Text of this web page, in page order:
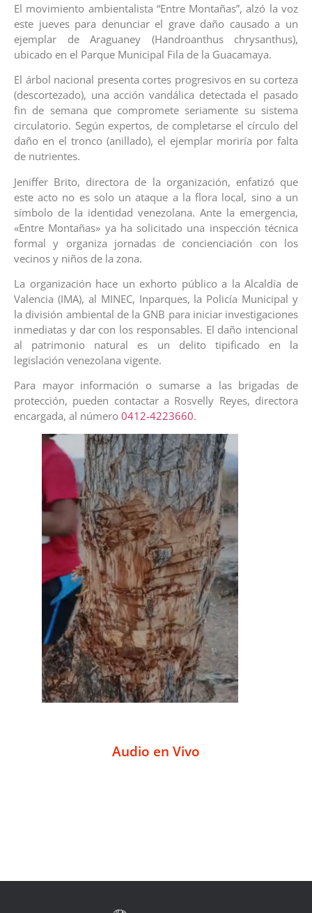
El movimiento ambientalista “Entre Montañas”, alzó la voz
este jueves para denunciar el grave daño causado a un
ejemplar de Araguaney (Handroanthus chrysanthus),
ubicado en el Parque Municipal Fila de la Guacamaya.
El árbol nacional presenta cortes progresivos en su corteza
(descortezado), una acción vandálica detectada el pasado
fin de semana que compromete seriamente su sistema
circulatorio. Según expertos, de completarse el círculo del
daño en el tronco (anillado), el ejemplar moriría por falta
de nutrientes.
Jeniffer Brito, directora de la organización, enfatizó que
este acto no es solo un ataque a la flora local, sino a un
símbolo de la identidad venezolana. Ante la emergencia,
«Entre Montañas» ya ha solicitado una inspección técnica
formal y organiza jornadas de concienciación con los
vecinos y niños de la zona.
La organización hace un exhorto público a la Alcaldía de
Valencia (IMA), al MINEC, Inparques, la Policía Municipal y
la división ambiental de la GNB para iniciar investigaciones
inmediatas y dar con los responsables. El daño intencional
al patrimonio natural es un delito tipificado en la
legislación venezolana vigente.
Para mayor información o sumarse a las brigadas de
protección, pueden contactar a Rosvelly Reyes, directora
encargada, al número 0412-4223660.
Audio en Vivo